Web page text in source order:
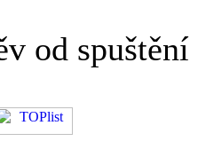
od spuštění